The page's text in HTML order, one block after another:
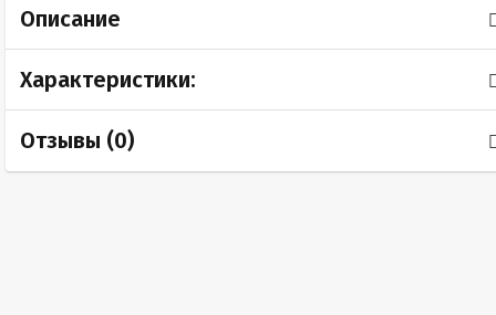
Описание
Характеристики:
Отзывы (0)